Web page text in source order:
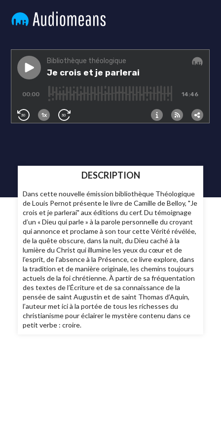
DESCRIPTION
Dans cette nouvelle émission bibliothèque Théologique
de Louis Pernot présente le livre de Camille de Belloy, "Je
crois et je parlerai" aux éditions du cerf. Du témoignage
d’un « Dieu qui parle » à la parole personnelle du croyant
qui annonce et proclame à son tour cette Vérité révélée,
de la quête obscure, dans la nuit, du Dieu caché à la
lumière du Christ qui illumine les yeux du cœur et de
l’esprit, de l’absence à la Présence, ce livre explore, dans
la tradition et de manière originale, les chemins toujours
actuels de la foi chrétienne. À partir de sa fréquentation
des textes de l’Écriture et de sa connaissance de la
pensée de saint Augustin et de saint Thomas d’Aquin,
l’auteur met ici à la portée de tous les richesses du
christianisme pour éclairer le mystère contenu dans ce
petit verbe : croire.